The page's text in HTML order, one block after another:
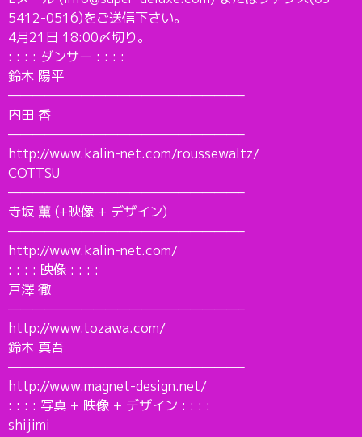
5412-0516)をご送信下さい。
4月21日 18:00〆切り。
: : : : ダンサー : : : :
鈴木 陽平
———————————————————–
内田 香
———————————————————–
http://www.kalin-net.com/roussewaltz/
COTTSU
———————————————————–
寺坂 薫 (+映像 + デザイン)
———————————————————–
http://www.kalin-net.com/
: : : : 映像 : : : :
戸澤 徹
———————————————————–
http://www.tozawa.com/
鈴木 真吾
———————————————————–
http://www.magnet-design.net/
: : : : 写真 + 映像 + デザイン : : : :
shijimi